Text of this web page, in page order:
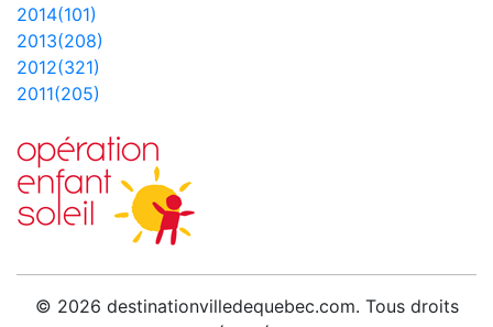
2014(101)
2013(208)
2012(321)
2011(205)
© 2026 destinationvilledequebec.com. Tous droits